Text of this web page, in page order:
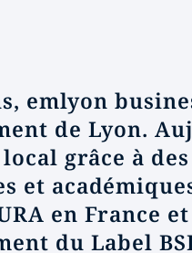
emlyon
de Lyon.
local grâce à
et
en France
du Label